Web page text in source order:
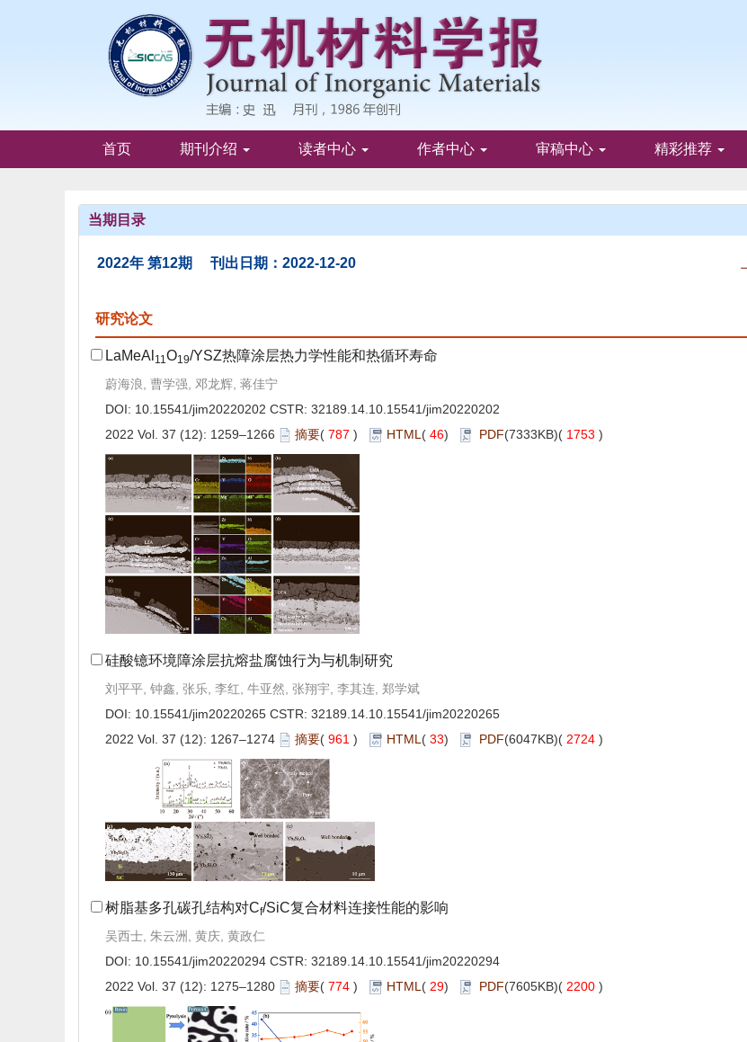
首页 期刊介绍 读者中心 作者中心 审稿中心 精彩推荐
当期目录
2022年 第12期 刊出日期：2022-12-20
研究论文
LaMeAl 11O19/YSZ热障涂层热力学性能和热循环寿命
蔚海浪, 曹学强, 邓龙辉, 蒋佳宁
DOI: 10.15541/jim20220202 CSTR: 32189.14.10.15541/jim20220202
2022 Vol. 37 (12): 1259–1266
摘要( 787 ) HTML ( 46) PDF(7333KB)( 1753 )
硅酸镱环境障涂层抗熔盐腐蚀行为与机制研究
刘平平, 钟鑫, 张乐, 李红, 牛亚然, 张翔宇, 李其连, 郑学斌
DOI: 10.15541/jim20220265 CSTR: 32189.14.10.15541/jim20220265
2022 Vol. 37 (12): 1267–1274
摘要( 961 ) HTML ( 33) PDF(6047KB)( 2724 )
树脂基多孔碳孔结构对Cf/SiC复合材料连接性能的影响
吴西士, 朱云洲, 黄庆, 黄政仁
DOI: 10.15541/jim20220294 CSTR: 32189.14.10.15541/jim20220294
2022 Vol. 37 (12): 1275–1280
摘要( 774 ) HTML ( 29) PDF(7605KB)( 2200 )